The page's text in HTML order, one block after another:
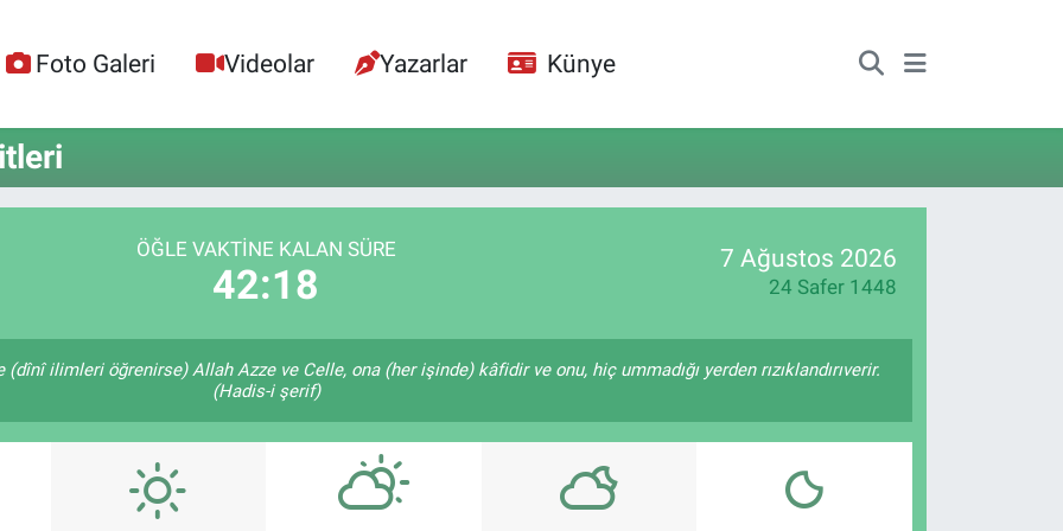
Foto Galeri Videolar Yazarlar Künye
ÖĞLE VAKTINE KALAN SÜRE
42:18
7 Ağustos 2026
24 Safer 1448
ilimleri öğrenirse) Allah Azze ve Celle, ona (her işinde) kâfidir ve onu, hiç ummadığı yerden rızıklandırıverir.
(Hadis-i şerif)